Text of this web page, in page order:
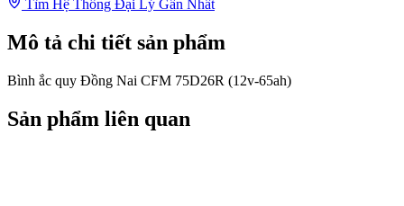
Tìm Hệ Thống Đại Lý Gần Nhất
Mô tả chi tiết sản phẩm
Bình ắc quy Đồng Nai CFM 75D26R (12v-65ah)
Sản phẩm liên quan